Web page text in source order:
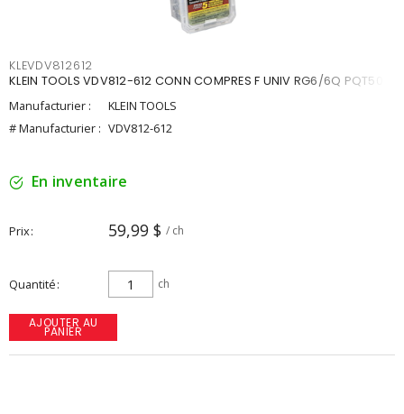
KLEVDV812612
KLEIN TOOLS VDV812-612 CONN COMPRES F UNIV RG6/6Q PQT50
Manufacturier :
KLEIN TOOLS
# Manufacturier : VDV812-612
En inventaire
Prix 59,99 $ / ch
Quantité ch
AJOUTER AU
PANIER